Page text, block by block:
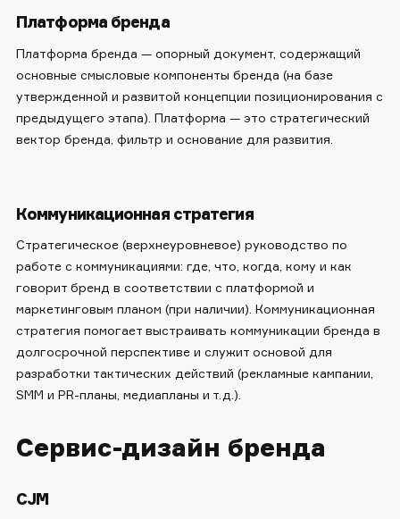
Платформа бренда
Платформа бренда — опорный документ, содержащий
основные смысловые компоненты бренда (на базе
утвержденной и развитой концепции позиционирования с
предыдущего этапа). Платформа — это стратегический
вектор бренда, фильтр и основание для развития.
Коммуникационная стратегия
Стратегическое (верхнеуровневое) руководство по
работе с коммуникациями: где, что, когда, кому и как
говорит бренд в соответствии с платформой и
маркетинговым планом (при наличии). Коммуникационная
стратегия помогает выстраивать коммуникации бренда в
долгосрочной перспективе и служит основой для
разработки тактических действий (рекламные кампании,
SMM и PR-планы, медиапланы и т.д.).
Сервис-дизайн бренда
CJM